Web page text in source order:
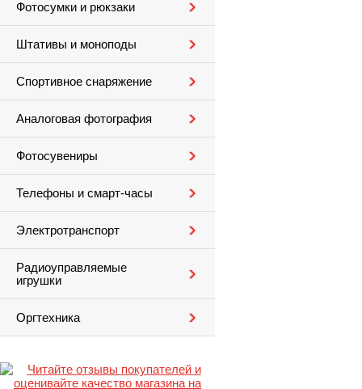
Фотосумки и рюкзаки
Штативы и моноподы
Спортивное снаряжение
Аналоговая фотография
Фотосувениры
Телефоны и смарт-часы
Электротранспорт
Радиоуправляемые
игрушки
Оргтехника